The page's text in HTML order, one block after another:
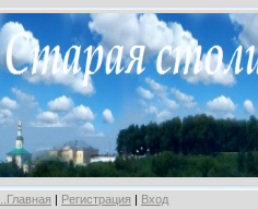
..Главная | Регистрация | Вход